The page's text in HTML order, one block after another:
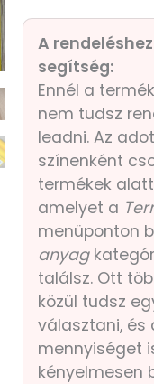
A
segítség:
Ennél a
nem tudsz
leadni. Az
színenként
termékek
amelyet a
menüponton
anyag
találsz. Ott
közül tudsz
választani, és
mennyiséget
kényelmesen